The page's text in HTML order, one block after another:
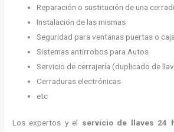
Reparación o sustitución de una
Instalación de las mismas
Seguridad para ventanas puertas o
Sistemas antirrobos para Autos
Servicio de cerrajería (duplicado de
Cerraduras electrónicas
etc
Los expertos y el servicio de llaves 24